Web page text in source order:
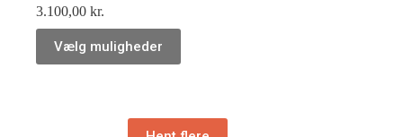
3.100,00 kr.
Vælg muligheder